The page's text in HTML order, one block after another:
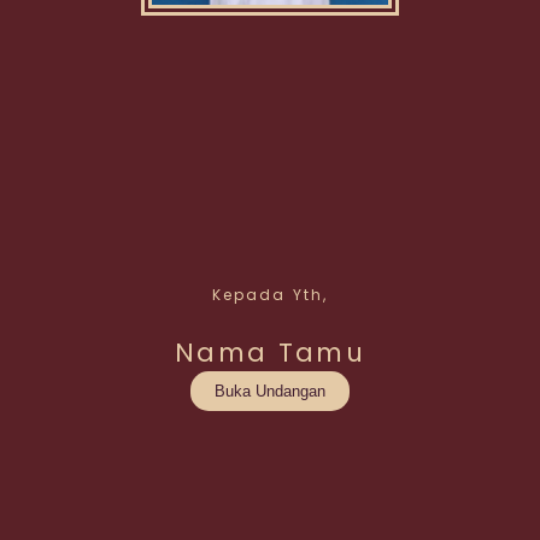
Kepada Yth,
Nama Tamu
Buka Undangan